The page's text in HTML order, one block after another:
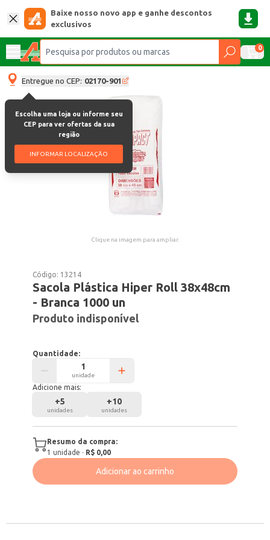
Baixe nosso novo app e ganhe descontos
exclusivos
0
Entregue no CEP: 02170-901
Escolha uma loja ou informe seu
CEP para ver ofertas da sua
região
INFORMAR LOCALIZAÇÃO
Clique na imagem para ampliar.
Código: 13214
Sacola Plástica Hiper Roll 38x48cm
- Branca 1000 un
Produto indisponível
Quantidade:
unidade
Adicione mais:
+5
unidades
+10
unidades
Resumo da compra:
1 unidade · R$ 0,00
Adicionar ao carrinho